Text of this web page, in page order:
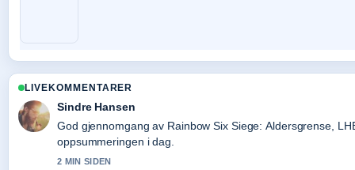
LIVEKOMMENTARER
Sindre Hansen
God gjennomgang av Rainbow Six Siege: Aldersgrense,
oppsummeringen i dag.
2 MIN SIDEN